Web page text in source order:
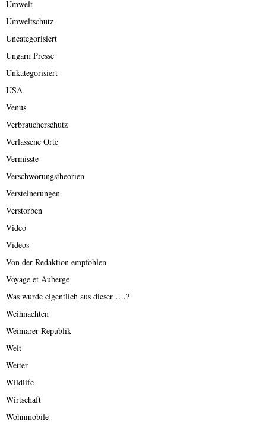
Umwelt
Umweltschutz
Uncategorisiert
Ungarn Presse
Unkategorisiert
USA
Venus
Verbraucherschutz
Verlassene Orte
Vermisste
Verschwörungstheorien
Versteinerungen
Verstorben
Video
Videos
Von der Redaktion empfohlen
Voyage et Auberge
Was wurde eigentlich aus dieser ….?
Weihnachten
Weimarer Republik
Welt
Wetter
Wildlife
Wirtschaft
Wohnmobile